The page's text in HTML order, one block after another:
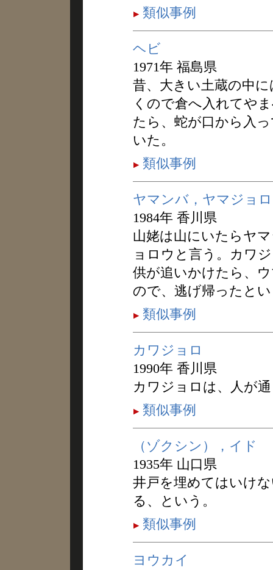
類似事例
ヘビ
1971年 福島県
昔、大きい土蔵の中
くので倉へ入れてや
たら、蛇が口から入
いた。
類似事例
ヤマンバ，ヤマジョ
1984年 香川県
山姥は山にいたらヤ
ョロウと言う。カワ
供が追いかけたら、
ので、逃げ帰ったと
類似事例
カワジョロ
1990年 香川県
カワジョロは、人が
類似事例
（ゾクシン），イド
1935年 山口県
井戸を埋めてはいけ
る、という。
類似事例
ヨウカイ